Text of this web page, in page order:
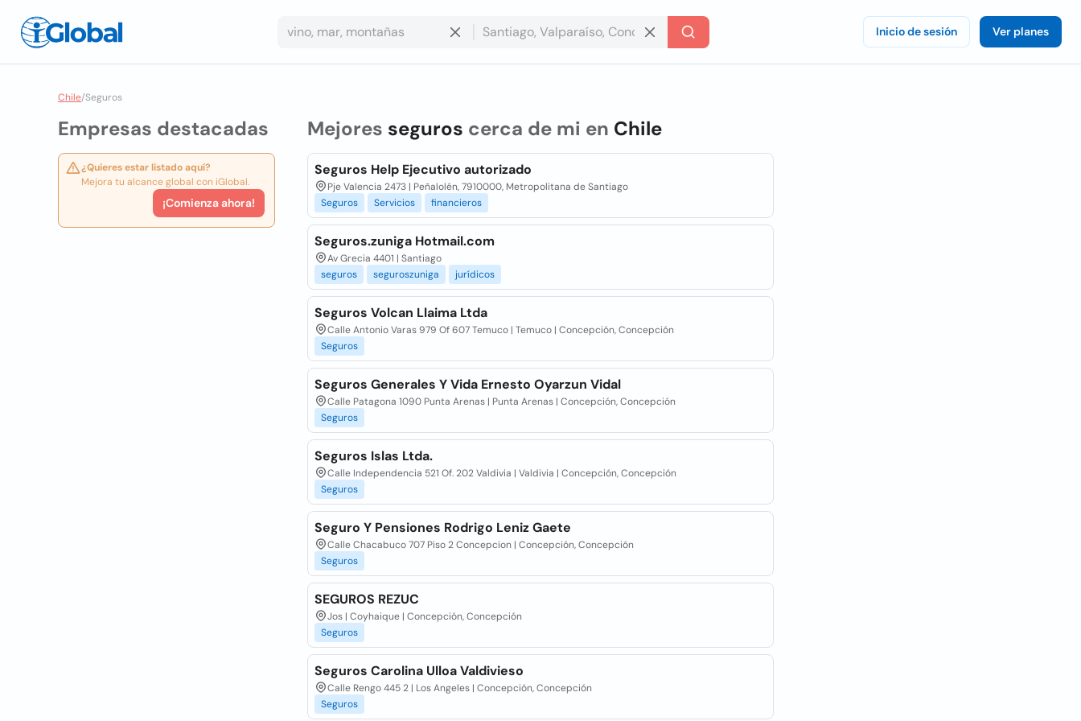
Inicio de sesión Ver planes
Chile/Seguros
Empresas destacadas
¿Quieres estar listado aquí?
Mejora tu alcance global con iGlobal.
¡Comienza ahora!
Mejores seguros cerca de mi en Chile
Seguros Help Ejecutivo autorizado
Pje Valencia 2473 | Peñalolén, 7910000, Metropolitana de Santiago
Seguros
Servicios financieros
Seguros.zuniga Hotmail.com
Av Grecia 4401 | Santiago
seguros
seguroszuniga jurídicos
Seguros Volcan Llaima Ltda
Calle Antonio Varas 979 Of 607 Temuco | Temuco | Concepción, Concepción
Seguros
Seguros Generales Y Vida Ernesto Oyarzun Vidal
Calle Patagona 1090 Punta Arenas | Punta Arenas | Concepción, Concepción
Seguros
Seguros Islas Ltda.
Calle Independencia 521 Of. 202 Valdivia | Valdivia | Concepción, Concepción
Seguros
Seguro Y Pensiones Rodrigo Leniz Gaete
Calle Chacabuco 707 Piso 2 Concepcion | Concepción, Concepción
Seguros
SEGUROS REZUC
Jos | Coyhaique | Concepción, Concepción
Seguros
Seguros Carolina Ulloa Valdivieso
Calle Rengo 445 2 | Los Angeles | Concepción, Concepción
Seguros